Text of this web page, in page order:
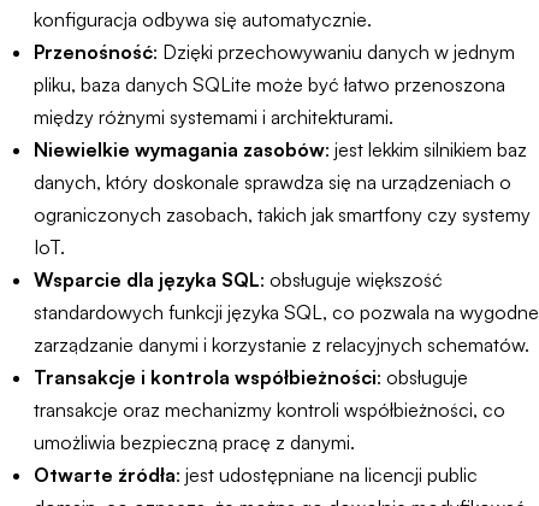
konfiguracja odbywa się automatycznie.
Przenośność: Dzięki przechowywaniu danych w jednym
pliku, baza danych SQLite może być łatwo przenoszona
między różnymi systemami i architekturami.
Niewielkie wymagania zasobów: jest lekkim silnikiem baz
danych, który doskonale sprawdza się na urządzeniach o
ograniczonych zasobach, takich jak smartfony czy systemy
IoT.
Wsparcie dla języka SQL: obsługuje większość
standardowych funkcji języka SQL, co pozwala na wygodne
zarządzanie danymi i korzystanie z relacyjnych schematów.
Transakcje i kontrola współbieżności: obsługuje
transakcje oraz mechanizmy kontroli współbieżności, co
umożliwia bezpieczną pracę z danymi.
Otwarte źródła: jest udostępniane na licencji public